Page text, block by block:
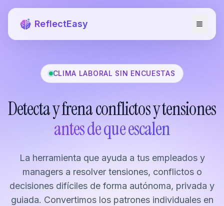
ReflectEasy
CLIMA LABORAL SIN ENCUESTAS
Detecta y frena conflictos y tensiones
antes de que escalen
La herramienta que ayuda a tus empleados y
managers a resolver tensiones, conflictos o
decisiones difíciles de forma autónoma, privada y
guiada. Convertimos los patrones individuales en